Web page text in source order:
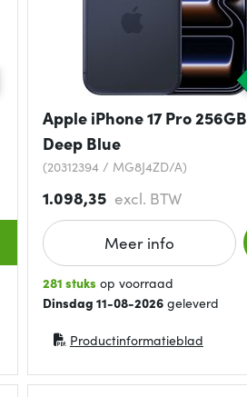
Apple iPhone 17 Pro 256GB
Deep Blue
(20312394 / MG8J4ZD/A)
1.098,35 excl. BTW
Meer info
281 stuks op voorraad
Dinsdag 11-08-2026geleverd
Productinformatieblad
(opent in nieuw venster)